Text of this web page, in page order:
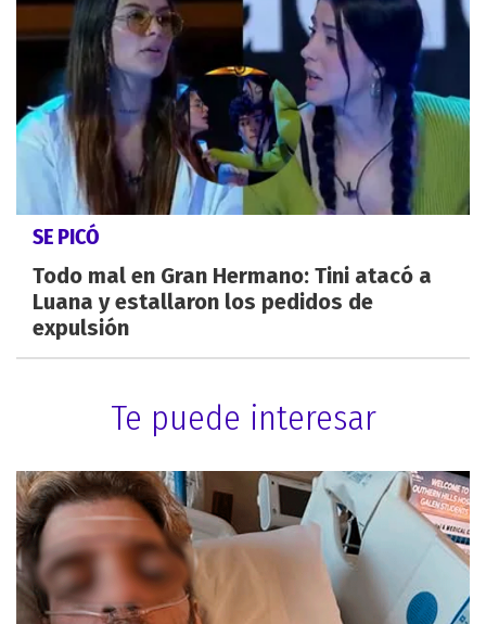
SE PICÓ
Todo mal en Gran Hermano: Tini atacó a
Luana y estallaron los pedidos de
expulsión
Te puede interesar